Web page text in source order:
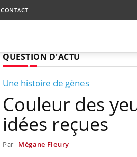
CONTACT
QUESTION D'ACTU
Une histoire de gènes
Couleur des
idées reçues
Par Mégane Fleury